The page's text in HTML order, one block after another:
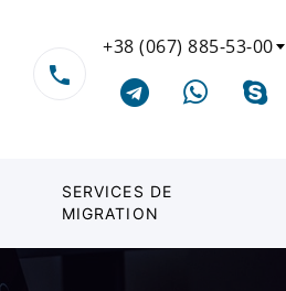
+38 (067) 885-53-00
SERVICES DE
MIGRATION